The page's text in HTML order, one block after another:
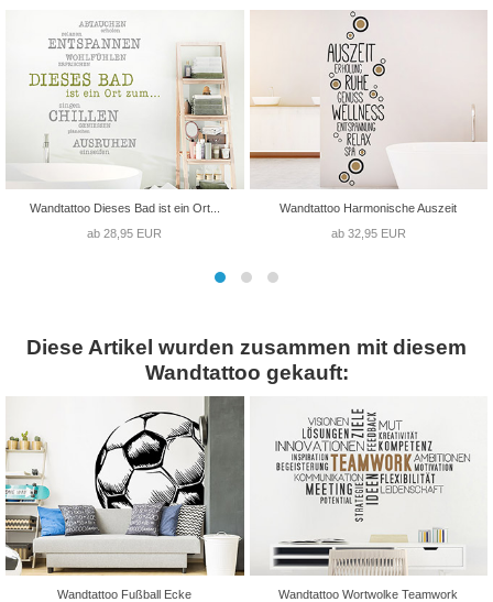
Wandtattoo Dieses Bad ist ein Ort...
ab 28,95 EUR
Wandtattoo Harmonische Auszeit
ab 32,95 EUR
Diese Artikel wurden zusammen mit diesem
Wandtattoo gekauft:
Wandtattoo Fußball Ecke
Wandtattoo Wortwolke Teamwork